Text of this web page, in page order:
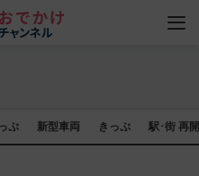
ぷ 新型車両 きっぷ 駅･街 再